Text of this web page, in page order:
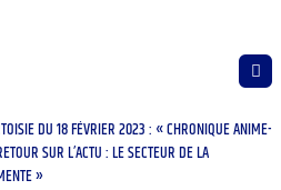
DU 18 FÉVRIER 2023 : « CHRONIQUE ANIME-
SUR L’ACTU : LE SECTEUR DE LA
»